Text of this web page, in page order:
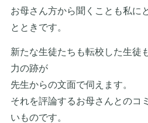
お母さん方から聞くことも私に
とときです。
新たな生徒たちも転校した生徒
力の跡が
先生からの文面で伺えます。
それを評論するお母さんとのコ
いものです。